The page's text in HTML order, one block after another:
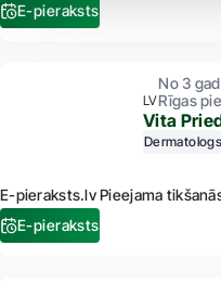
E-pieraksts
LV
No 3
Rīgas
Vita
Dermatologs
E-pieraksts.lv Pieejama
E-pieraksts